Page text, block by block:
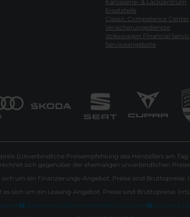
Karosserie- & Lackzentrum
Ersatzteile
Classic Competence Center
Verischerungsdienste
Volkswagen Financial
Serviceangebote
(Unverbindliche Preisempfehlung des Herstellers am Tag
sich gegenüber der ehemaligen unverbindlichen
sich um ein Finanzierungs-Angebot. Preise sind
es sich um ein Leasing-Angebot. Preise sind Bruttopreise.
Datenschutz Barrierefreiheit EU Data Act
Cookie